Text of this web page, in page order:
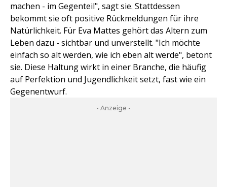
machen - im Gegenteil", sagt sie. Stattdessen
bekommt sie oft positive Rückmeldungen für ihre
Natürlichkeit. Für Eva Mattes gehört das Altern zum
Leben dazu - sichtbar und unverstellt. "Ich möchte
einfach so alt werden, wie ich eben alt werde", betont
sie. Diese Haltung wirkt in einer Branche, die häufig
auf Perfektion und Jugendlichkeit setzt, fast wie ein
Gegenentwurf.
- Anzeige -